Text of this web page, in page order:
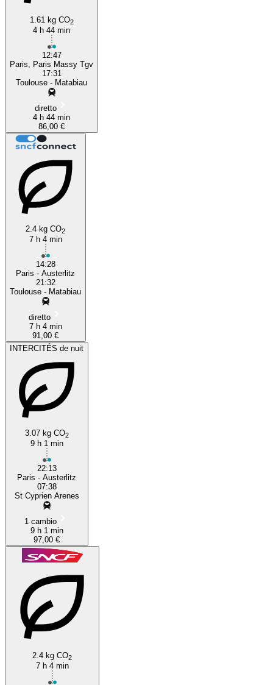
1.61 kg CO2
4 h 44 min
12:47
Paris, Paris Massy Tgv
17:31
Toulouse - Matabiau
diretto
4 h 44 min
86,00 €
2.4 kg CO2
7 h 4 min
14:28
Paris - Austerlitz
21:32
Toulouse - Matabiau
diretto
7 h 4 min
91,00 €
INTERCITÉS de nuit
3.07 kg CO2
9 h 1 min
22:13
Paris - Austerlitz
07:38
St Cyprien Arenes
1 cambio
9 h 1 min
97,00 €
2.4 kg CO2
7 h 4 min